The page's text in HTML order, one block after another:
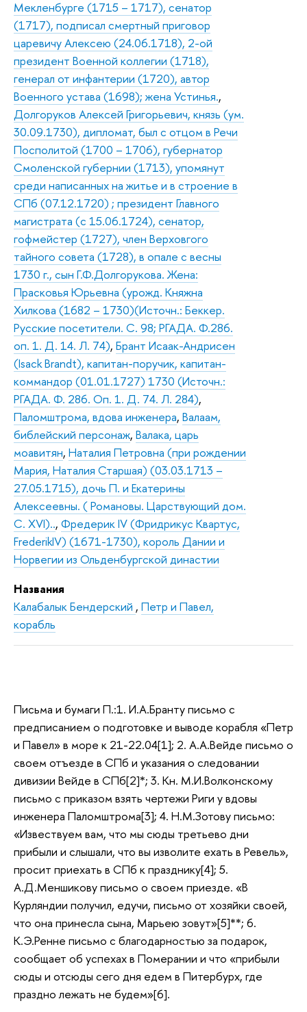
Мекленбурге (1715 – 1717), сенатор
(1717), подписал смертный приговор
царевичу Алексею (24.06.1718), 2-ой
президент Военной коллегии (1718),
генерал от инфантерии (1720), автор
Военного устава (1698); жена Устинья.,
Долгоруков Алексей Григорьевич, князь (ум.
30.09.1730), дипломат, был с отцом в Речи
Посполитой (1700 – 1706), губернатор
Смоленской губернии (1713), упомянут
среди написанных на житье и в строение в
СПб (07.12.1720) ; президент Главного
магистрата (с 15.06.1724), сенатор,
гофмейстер (1727), член Верховгого
тайного совета (1728), в опале с весны
1730 г., сын Г.Ф.Долгорукова. Жена:
Прасковья Юрьевна (урожд. Княжна
Хилкова (1682 – 1730)(Источн.: Беккер.
Русские посетители. С. 98; РГАДА. Ф.286.
оп. 1. Д. 14. Л. 74), Брант Исаак-Андрисен
(Isack Brandt), капитан-поручик, капитан-
коммандор (01.01.1727) 1730 (Источн.:
РГАДА. Ф. 286. Оп. 1. Д. 74. Л. 284),
Паломштрома, вдова инженера, Валаам,
библейский персонаж, Валака, царь
моавитян, Наталия Петровна (при рождении
Мария, Наталия Старшая) (03.03.1713 –
27.05.1715), дочь П. и Екатерины
Алексеевны. ( Романовы. Царствующий дом.
С. XVI).., Фредерик IV (Фридрикус Квартус,
FrederikIV) (1671-1730), король Дании и
Норвегии из Ольденбургской династии
Названия
Калабалык Бендерский , Петр и Павел,
корабль
Письма и бумаги П.:1. И.А.Бранту письмо с
предписанием о подготовке и выводе корабля «Петр
и Павел» в море к 21-22.04[1]; 2. А.А.Вейде письмо о
своем отъезде в СПб и указания о следовании
дивизии Вейде в СПб[2]*; 3. Кн. М.И.Волконскому
письмо с приказом взять чертежи Риги у вдовы
инженера Паломштрома[3]; 4. Н.М.Зотову письмо:
«Извествуем вам, что мы сюды третьево дни
прибыли и слышали, что вы изволите ехать в Ревель»,
просит приехать в СПб к празднику[4]; 5.
А.Д.Меншикову письмо о своем приезде. «В
Курляндии получил, едучи, письмо от хозяйки своей,
что она принесла сына, Марьею зовут»[5]**; 6.
К.Э.Ренне письмо с благодарностью за подарок,
сообщает об успехах в Померании и что «прибыли
сюды и отсюды сего дня едем в Питербурх, где
праздно лежать не будем»[6].